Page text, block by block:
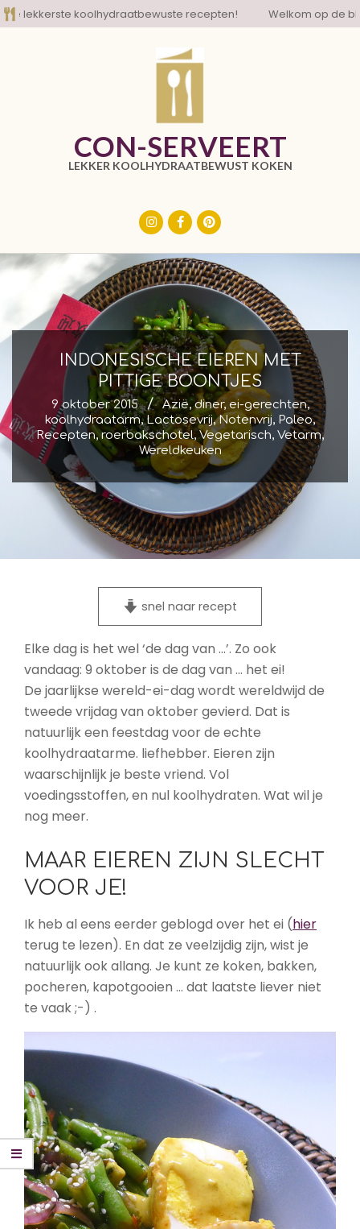
Skip
to
koolhydraatbewuste recepten! Welkom op de blog
CON-SERVEERT
LEKKER KOOLHYDRAATBEWUST KOKEN
INDONESISCHE EIEREN MET
PITTIGE BOONTJES
9 oktober 2015 Azië,diner, ei-gerechten,
koolhydraatarm,Lactosevrij,Notenvrij, Paleo,
Recepten,roerbakschotel,Vegetarisch, Vetarm,
Wereldkeuken
snel naar recept
Elke dag is het wel ‘de dag van …’. Zo ook
vandaag: 9 oktober is de dag van … het ei!
De jaarlijkse wereld-ei-dag wordt wereldwijd de
tweede vrijdag van oktober gevierd. Dat is
natuurlijk een feestdag voor de echte
koolhydraatarme. liefhebber. Eieren zijn
waarschijnlijk je beste vriend. Vol
voedingsstoffen, en nul koolhydraten. Wat wil je
nog meer.
MAAR EIEREN ZIJN SLECHT
VOOR JE!
Ik heb al eens eerder geblogd over het ei (hier
terug te lezen). En dat ze veelzijdig zijn, wist je
natuurlijk ook allang. Je kunt ze koken, bakken,
pocheren, kapotgooien … dat laatste liever niet
te vaak ;-) .